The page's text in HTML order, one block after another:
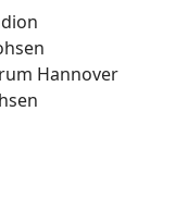
Hannover